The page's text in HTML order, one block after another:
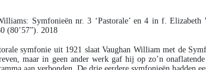
: Symfonieën nr. 3 ‘Pastorale’ en 4 in f.
(80’57”). 2018
symfonie uit 1921 slaat Vaughan William met de
maar in geen ander werk gaf hij op zo’n